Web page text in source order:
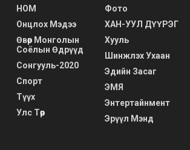
НОМ
Онцлох Мэдээ
Өвөр Монголын
Соёлын Өдрүүд
Сонгууль-2020
Спорт
Түүх
Улс Төр
Фото
ХАН-УУЛ ДҮҮРЭГ
Хууль
Шинжлэх Ухаан
Эдийн Засаг
ЭМЯ
Энтертайнмент
Эрүүл Мэнд